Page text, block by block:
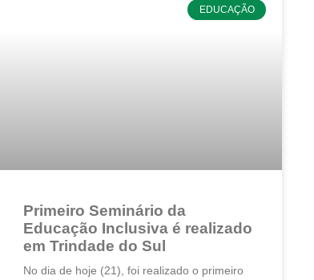
EDUCAÇÃO
Primeiro Seminário da
Educação Inclusiva é realizado
em Trindade do Sul
No dia de hoje (21), foi realizado o primeiro